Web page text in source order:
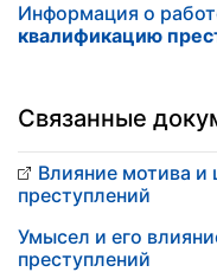
Информация о
квалификацию
Связанные
Влияние мотива
преступлений
Умысел и его
преступлений